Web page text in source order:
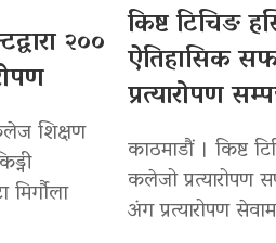
२००
शिक्षण
किष्ट टिचिङ
ऐतिहासिक
प्रत्यारोपण
काठमाडौं । किष्ट
कलेजो प्रत्यारोपण
अंग प्रत्यारोपण